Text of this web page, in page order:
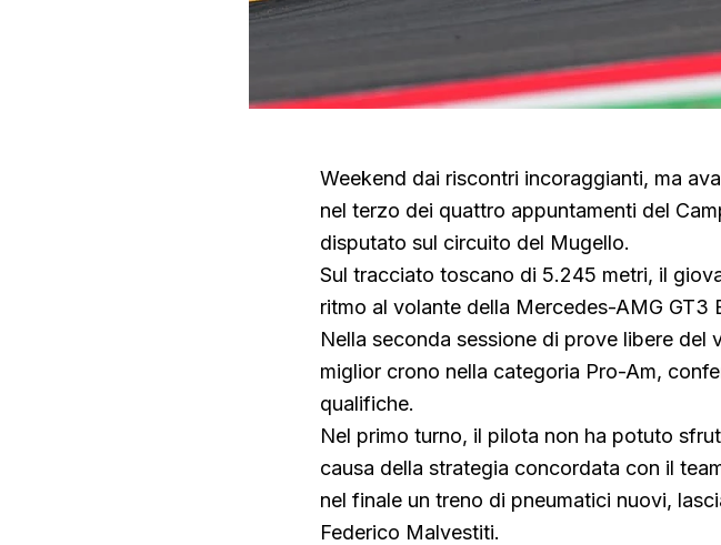
Weekend dai riscontri incoraggianti, ma
nel terzo dei quattro appuntamenti del
disputato sul circuito del Mugello.
Sul tracciato toscano di 5.245 metri, il
ritmo al volante della Mercedes-AMG GT3
Nella seconda sessione di prove libere del
miglior crono nella categoria Pro-Am,
qualifiche.
Nel primo turno, il pilota non ha potuto
causa della strategia concordata con il
nel finale un treno di pneumatici nuovi,
Federico Malvestiti.